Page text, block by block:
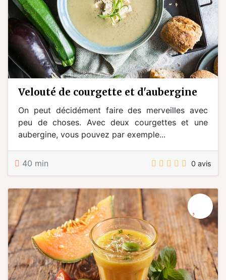
velouté de courgette et d'aubergine
On peut décidément faire des merveilles avec
peu de choses. Avec deux courgettes et une
aubergine, vous pouvez par exemple...
40 min 0 avis